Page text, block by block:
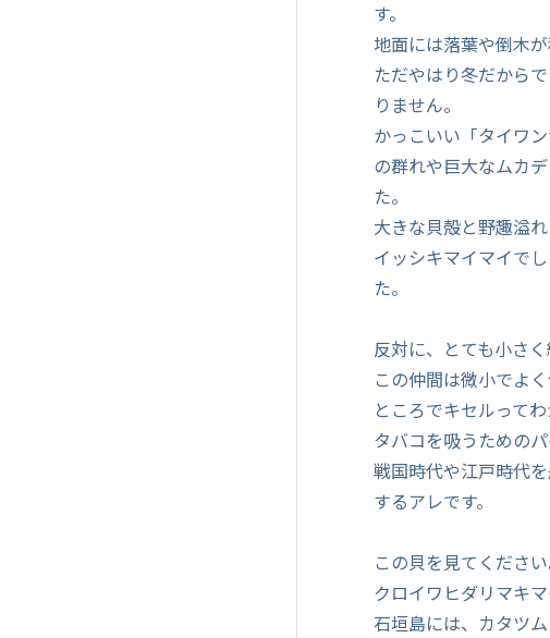
す。
地面には落葉や倒木
ただやはり冬だから
りません。
かっこいい「タイワ
の群れや巨大なムカ
た。
大きな貝殻と野趣溢
イッシキマイマイで
た。
反対に、とても小さ
この仲間は微小でよ
ところでキセルって
タバコを吸うための
戦国時代や江戸時代
するアレです。
この貝を見てくださ
クロイワヒダリマキ
石垣島には、カタツ